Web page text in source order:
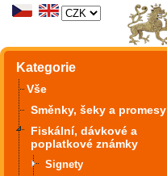
Kategorie
Vše
Směnky, šeky a promesy
Fiskální, dávkové a
poplatkové známky
Signety